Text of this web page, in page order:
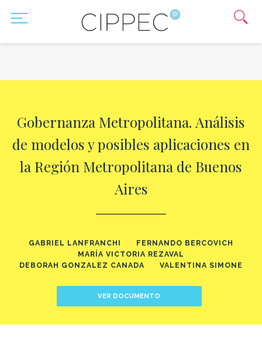
Gobernanza Metropolitana. Análisis
de modelos y posibles aplicaciones en
la Región Metropolitana de Buenos
Aires
GABRIEL LANFRANCHI
FERNANDO BERCOVICH
MARÍA VICTORIA REZAVAL
DEBORAH GONZALEZ CANADA
VALENTINA SIMONE
VER DOCUMENTO